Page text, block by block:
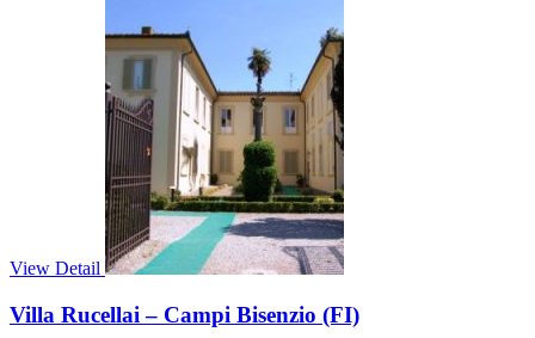
View Detail
Villa Rucellai – Campi Bisenzio (FI)